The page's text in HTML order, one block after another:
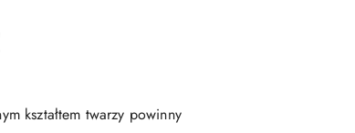
kształtem twarzy powinny